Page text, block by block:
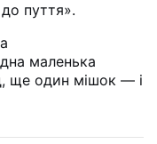
пуття».
маленька
ще один мішок — і